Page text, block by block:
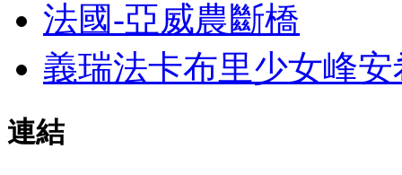
法國-亞威農斷橋
義瑞法卡布里少女峰安
連結